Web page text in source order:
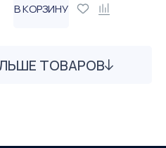
В КОРЗИНУ
ТОВАРОВ